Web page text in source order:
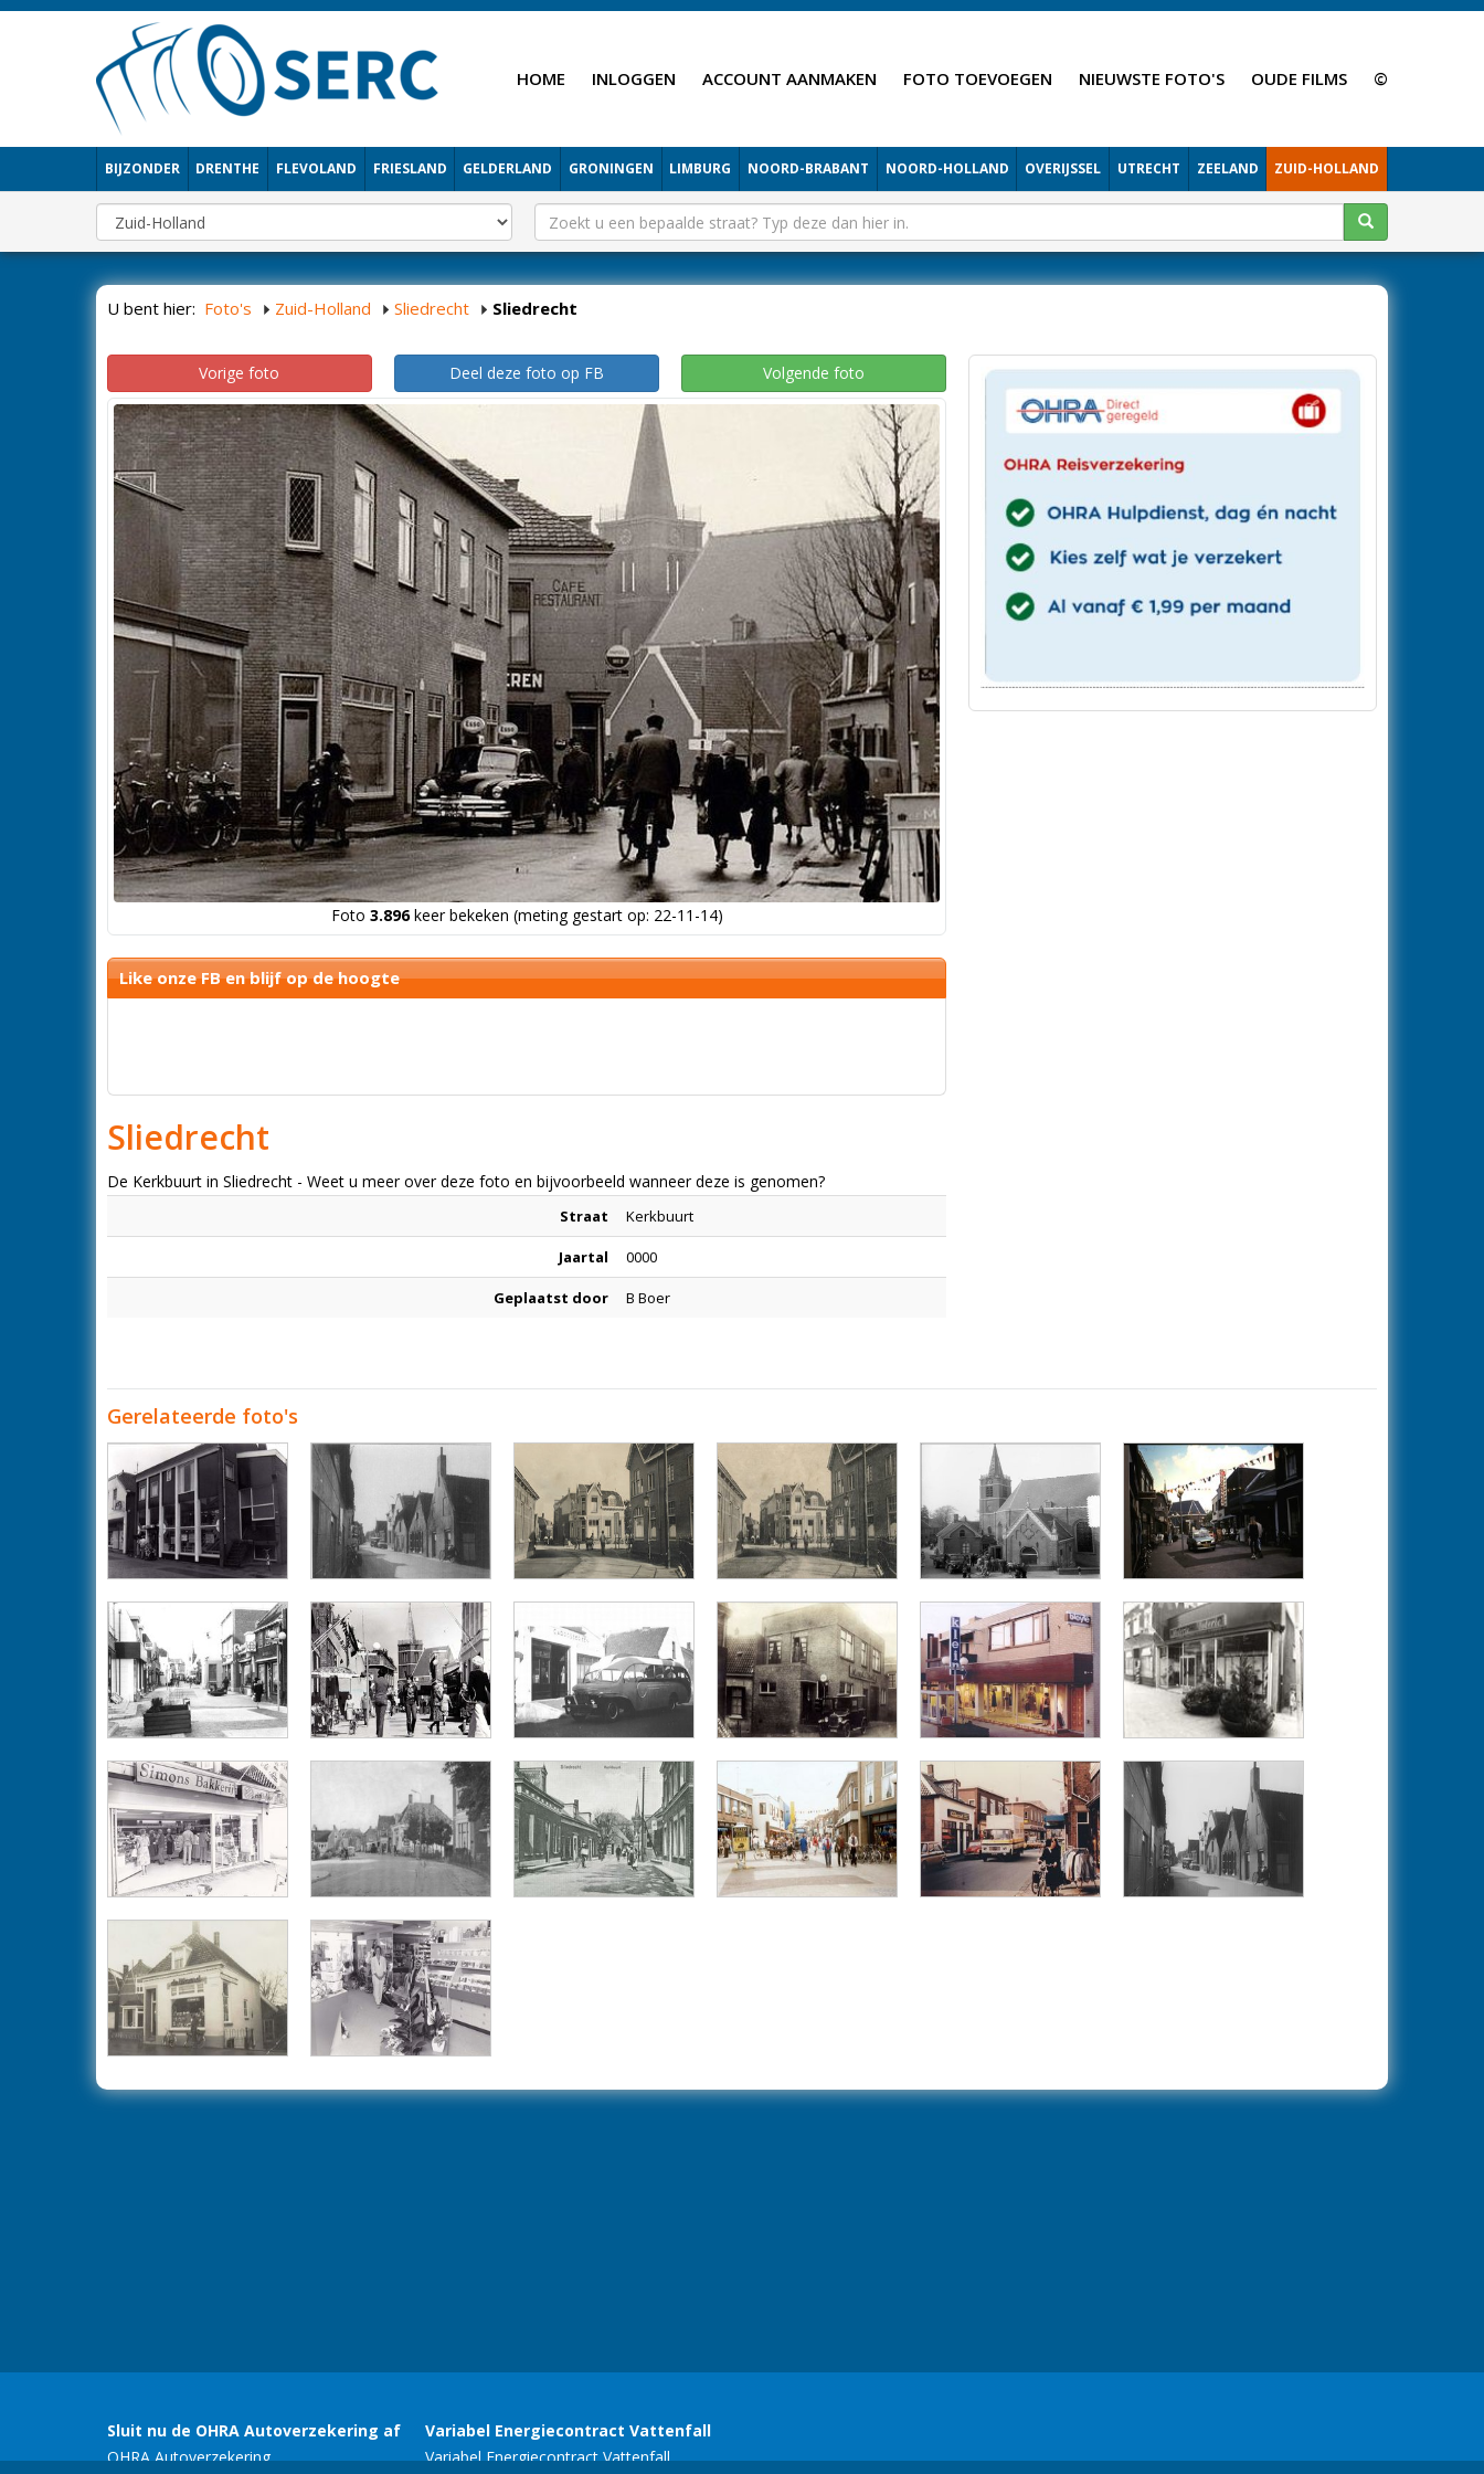
HOME INLOGGEN ACCOUNT AANMAKEN FOTO TOEVOEGEN NIEUWSTE FOTO'S OUDE FILMS ©
BIJZONDER DRENTHE FLEVOLAND FRIESLAND GELDERLAND GRONINGEN LIMBURG NOORD-BRABANT NOORD-HOLLAND OVERIJSSEL UTRECHT ZEELAND ZUID-HOLLAND
U bent hier: Foto's Zuid-Holland Sliedrecht Sliedrecht
Vorige foto Deel deze foto op FB Volgende foto
Foto 3.896keer bekeken (meting gestart op: 22-11-14)
Like onze FB en blijf op de hoogte
Sliedrecht
De Kerkbuurt in Sliedrecht - Weet u meer over deze foto en bijvoorbeeld wanneer deze is genomen?
Straat Kerkbuurt
Jaartal 0000
Geplaatst door B Boer
Gerelateerde foto's